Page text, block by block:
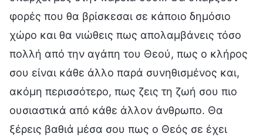
φορές που θα βρίσκεσαι σε κάποιο δημόσιο
χώρο και θα νιώθεις πως απολαμβάνεις τόσο
πολλή από την αγάπη του Θεού, πως ο κλήρος
σου είναι κάθε άλλο παρά συνηθισμένος και,
ακόμη περισσότερο, πως ζεις τη ζωή σου πιο
ουσιαστικά από κάθε άλλον άνθρωπο. Θα
ξέρεις βαθιά μέσα σου πως ο Θεός σε έχει